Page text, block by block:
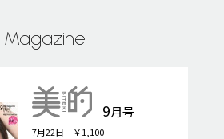
Magazine
9月号
7月22日 ￥1,100